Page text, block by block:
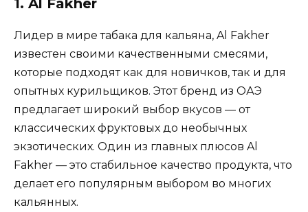
Лидер в мире табака для кальяна, Al Fakher
известен своими качественными смесями,
которые подходят как для новичков, так и для
опытных курильщиков. Этот бренд из ОАЭ
предлагает широкий выбор вкусов — от
классических фруктовых до необычных
экзотических. Один из главных плюсов Al
Fakher — это стабильное качество продукта, что
делает его популярным выбором во многих
кальянных.